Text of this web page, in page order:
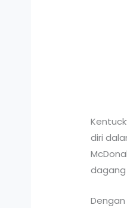
diri
dagang